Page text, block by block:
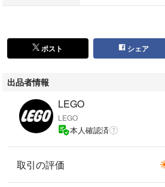
ポスト シェア
出品者情報
LEGO
LEGO
本人確認済
取引の評価